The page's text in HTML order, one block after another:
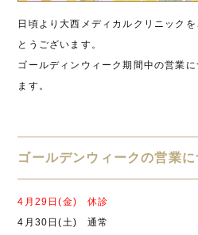
日頃より大西メディカルクリニック
とうございます。
ゴールディンウィーク期間中の営業
ます。
ゴールデンウィークの営業に
4月29日(金) 休診
4月30日(土) 通常